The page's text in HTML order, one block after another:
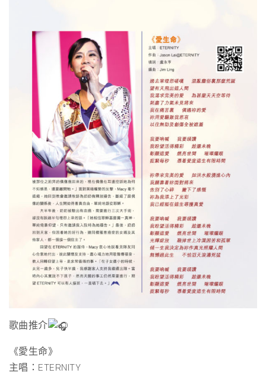
歌曲推介
《愛生命》
主唱：ETERNITY